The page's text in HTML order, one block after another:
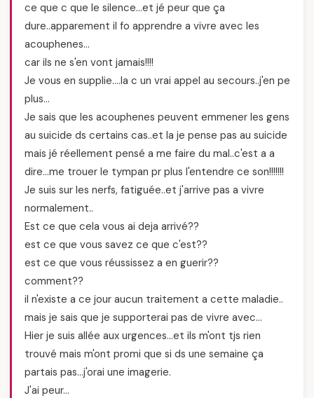
ce que c que le silence…et jé peur que ça
dure..apparement il fo apprendre a vivre avec les
acouphenes…
car ils ne s'en vont jamais!!!!
Je vous en supplie….la c un vrai appel au secours..j'en pe
plus…
Je sais que les acouphenes peuvent emmener les gens
au suicide ds certains cas..et la je pense pas au suicide
mais jé réellement pensé a me faire du mal..c'est a a
dire…me trouer le tympan pr plus l'entendre ce son!!!!!!!
Je suis sur les nerfs, fatiguée..et j'arrive pas a vivre
normalement..
Est ce que cela vous ai deja arrivé??
est ce que vous savez ce que c'est??
est ce que vous réussissez a en guerir??
comment??
il n'existe a ce jour aucun traitement a cette maladie..
mais je sais que je supporterai pas de vivre avec…
Hier je suis allée aux urgences…et ils m'ont tjs rien
trouvé mais m'ont promi que si ds une semaine ça
partais pas…j'orai une imagerie.
J'ai peur…